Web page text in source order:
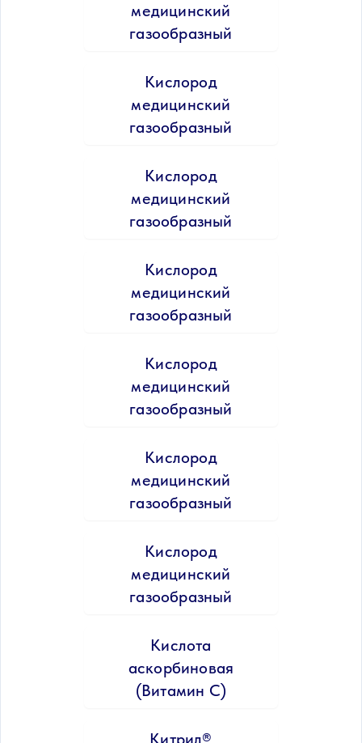
медицинский
газообразный
Кислород
медицинский
газообразный
Кислород
медицинский
газообразный
Кислород
медицинский
газообразный
Кислород
медицинский
газообразный
Кислород
медицинский
газообразный
Кислород
медицинский
газообразный
Кислота
аскорбиновая
(Витамин С)
Китрил®